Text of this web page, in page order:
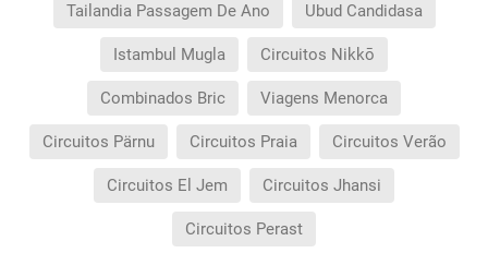
Tailandia Passagem De Ano Ubud Candidasa
Istambul Mugla Circuitos Nikkō
Combinados Bric Viagens Menorca
Circuitos Pärnu Circuitos Praia Circuitos Verão
Circuitos El Jem Circuitos Jhansi
Circuitos Perast